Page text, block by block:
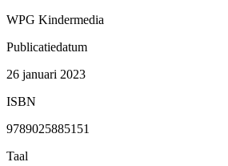
WPG Kindermedia
Publicatiedatum
26 januari 2023
ISBN
9789025885151
Taal